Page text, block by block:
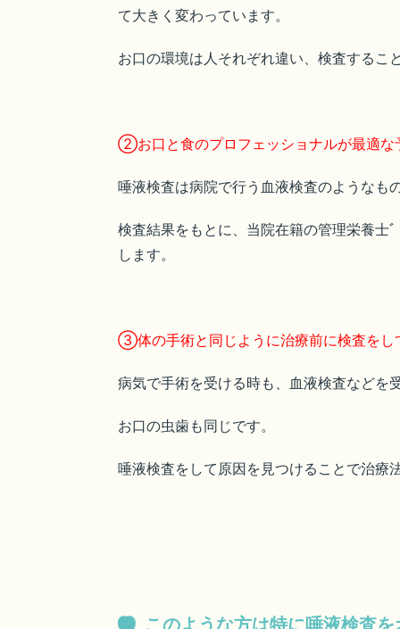
て大きく変わっています。
お口の環境は人それぞれ違い、検査するこ
②お口と食のプロフェッショナルが最適な
唾液検査は病院で行う血液検査のようなも
検査結果をもとに、当院在籍の管理栄養士
します。
③体の手術と同じように治療前に検査をし
病気で手術を受ける時も、血液検査などを
お口の虫歯も同じです。
唾液検査をして原因を見つけることで治療
このような方は特に唾液検査